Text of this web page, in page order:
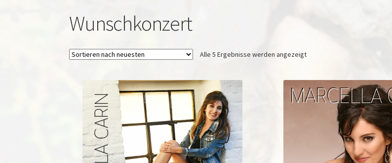
Wunschkonzert
Alle 5 Ergebnisse werden angezeigtNach